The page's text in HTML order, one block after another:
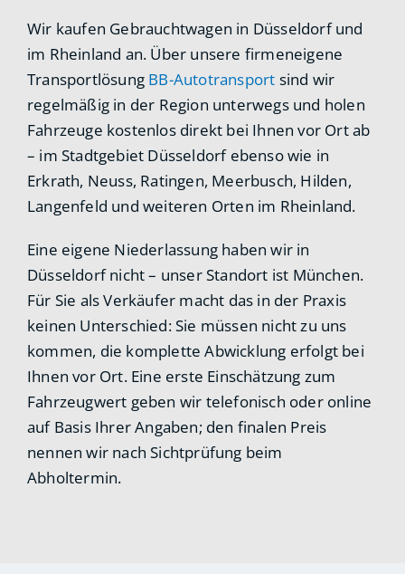
Wir kaufen Gebrauchtwagen in Düsseldorf und
im Rheinland an. Über unsere firmeneigene
Transportlösung BB-Autotransport sind wir
regelmäßig in der Region unterwegs und holen
Fahrzeuge kostenlos direkt bei Ihnen vor Ort ab
– im Stadtgebiet Düsseldorf ebenso wie in
Erkrath, Neuss, Ratingen, Meerbusch, Hilden,
Langenfeld und weiteren Orten im Rheinland.
Eine eigene Niederlassung haben wir in
Düsseldorf nicht – unser Standort ist München.
Für Sie als Verkäufer macht das in der Praxis
keinen Unterschied: Sie müssen nicht zu uns
kommen, die komplette Abwicklung erfolgt bei
Ihnen vor Ort. Eine erste Einschätzung zum
Fahrzeugwert geben wir telefonisch oder online
auf Basis Ihrer Angaben; den finalen Preis
nennen wir nach Sichtprüfung beim
Abholtermin.